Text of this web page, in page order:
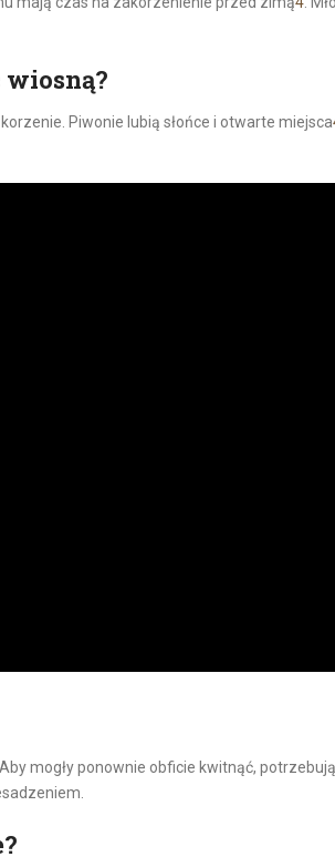
wiosną?
Piwonie lubią słońce i otwarte miejsca
mogły ponownie obficie kwitnąć,